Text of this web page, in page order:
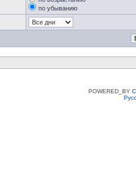
по убыванию
POWERED_BY